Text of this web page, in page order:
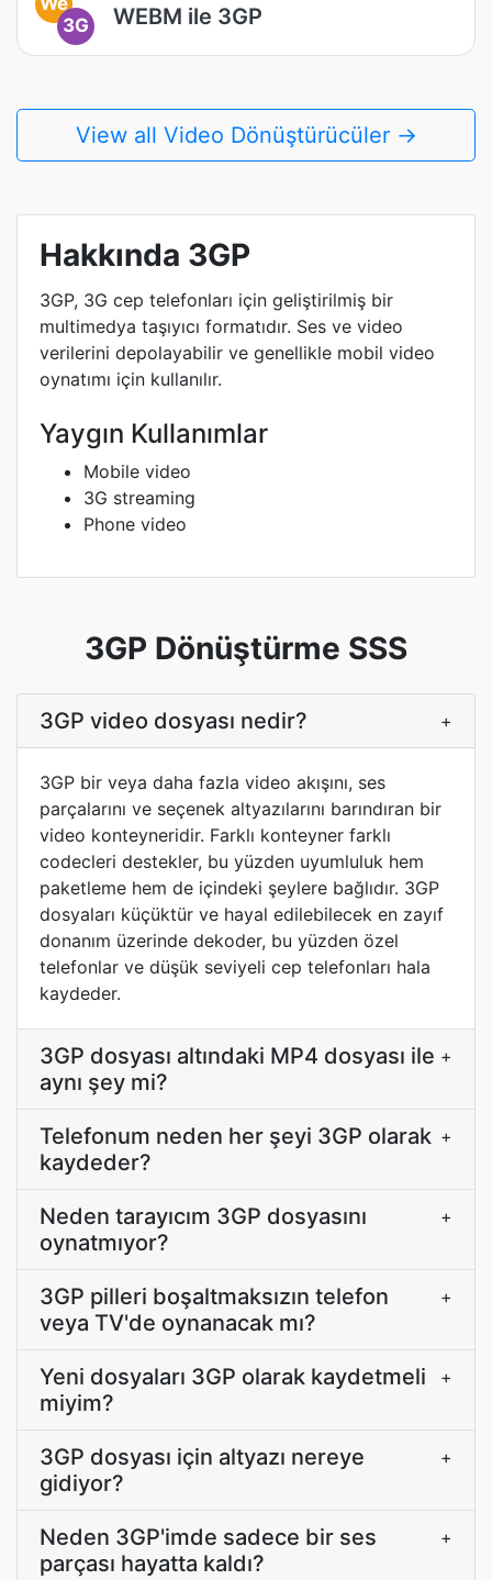
3G
WEBM ile 3GP
View all Video Dönüştürücüler →
Hakkında 3GP
3GP, 3G cep telefonları için geliştirilmiş bir
multimedya taşıyıcı formatıdır. Ses ve video
verilerini depolayabilir ve genellikle mobil video
oynatımı için kullanılır.
Yaygın Kullanımlar
Mobile video
3G streaming
Phone video
3GP Dönüştürme SSS
3GP video dosyası nedir? +
3GP bir veya daha fazla video akışını, ses
parçalarını ve seçenek altyazılarını barındıran bir
video konteyneridir. Farklı konteyner farklı
codecleri destekler, bu yüzden uyumluluk hem
paketleme hem de içindeki şeylere bağlıdır. 3GP
dosyaları küçüktür ve hayal edilebilecek en zayıf
donanım üzerinde dekoder, bu yüzden özel
telefonlar ve düşük seviyeli cep telefonları hala
kaydeder.
3GP dosyası altındaki MP4 dosyası ile
aynı şey mi?
+
Telefonum neden her şeyi 3GP olarak
kaydeder?
+
Neden tarayıcım 3GP dosyasını
oynatmıyor?
+
3GP pilleri boşaltmaksızın telefon
veya TV'de oynanacak mı?
+
Yeni dosyaları 3GP olarak kaydetmeli
miyim?
+
3GP dosyası için altyazı nereye
gidiyor?
+
Neden 3GP'imde sadece bir ses
parçası hayatta kaldı?
+